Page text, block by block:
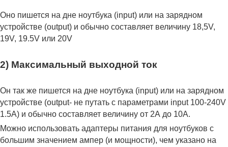
Оно пишется на дне ноутбука (input) или на зарядном
устройстве (output) и обычно составляет величину 18,5V,
19V, 19.5V или 20V
2) Максимальный выходной ток
Он так же пишется на дне ноутбука (input) или на зарядном
устройстве (output- не путать с параметрами input 100-240V
1.5A) и обычно составляет величину от 2А до 10A.
Можно использовать адаптеры питания для ноутбуков с
большим значением ампер (и мощности), чем указано на